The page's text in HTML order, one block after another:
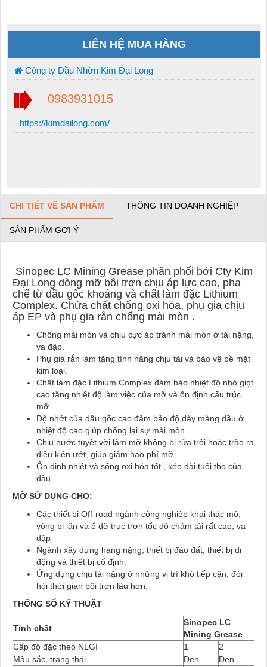
LIÊN HỆ MUA HÀNG
Công ty Dầu Nhờn Kim Đại Long
0983931015
https://kimdailong.com/
CHI TIẾT VỀ SẢN PHẨM THÔNG TIN DOANH NGHIỆP
SẢN PHẨM GỢI Ý
Sinopec LC Mining Grease phân phối bởi Cty Kim
Đại Long dòng mỡ bôi trơn chịu áp lực cao, pha
chế từ dầu gốc khoáng và chất làm đặc Lithium
Complex. Chứa chất chống oxi hóa, phụ gia chịu
áp EP và phụ gia rắn chống mài mòn .
Chống mài mòn và chịu cực áp tránh mài mòn ở tải nặng,
va đập.
Phụ gia rắn làm tăng tính năng chịu tải và bảo vệ bề mặt
kim loại.
Chất làm đặc Lithium Complex đảm bảo nhiệt độ nhỏ giọt
cao tăng nhiệt độ làm việc của mỡ và ổn định cấu trúc
mỡ.
Độ nhớt của dầu gốc cao đảm bảo độ dày màng dầu ở
nhiệt độ cao giúp chống lại sự mài mòn.
Chịu nước tuyệt vời làm mỡ không bị rửa trôi hoặc trào ra
điều kiện ướt, giúp giảm hao phí mỡ.
Ổn định nhiệt và sống oxi hóa tốt , kéo dài tuổi thọ của
dầu.
MỠ SỬ DỤNG CHO:
Các thiết bị Off-road ngành công nghiệp khai thác mỏ,
vòng bi lăn và ổ đỡ trục trơn tốc độ chậm tải rất cao, va
đập
Ngành xây dựng hạng nặng, thiết bị đào đất, thiết bị di
động và thiết bị cố định.
Ứng dụng chịu tải nặng ở những vị trí khó tiếp cận, đòi
hỏi thời gian bôi trơn lâu hơn.
THÔNG SỐ KỸ THUẬT
Tính chất
Sinopec LC
Mining Grease
Cấp độ đặc theo NLGI
1
2
Màu sắc, trạng thái
Đen Đen